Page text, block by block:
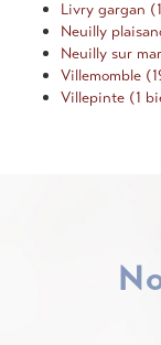
Livry gargan
Neuilly
Neuilly sur
Villemomble
Villepinte (1